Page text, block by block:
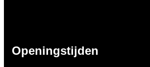
Openingstijden